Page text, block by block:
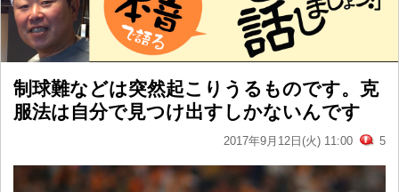
制球難などは突然起こりうるものです。克
服法は自分で見つけ出すしかないんです
2017年9月12日(火) 11:00 5